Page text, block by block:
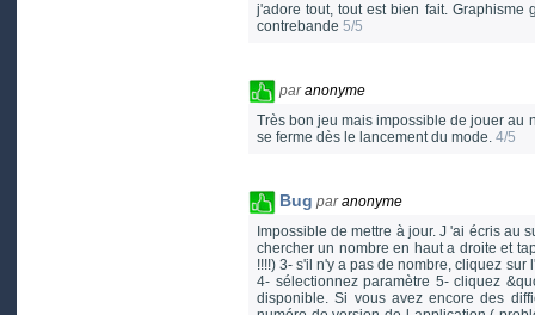
j'adore tout, tout est bien fait.
contrebande 5/5
paranonyme
Très bon jeu mais impossible de jouer au
se ferme dès le lancement du mode. 4/5
Bug paranonyme
Impossible de mettre à jour. J 'ai écris au
chercher un nombre en haut a droite et
!!!!) 3- s'il n'y a pas de nombre, cliquez
4- sélectionnez paramètre 5- cliquez
disponible. Si vous avez encore des